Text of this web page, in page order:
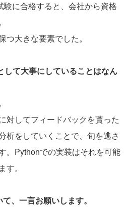
に合格すると、会社から資格
つ大きな要素でした。
て大事にしていることはなん
対してフィードバックを貰った
析をしていくことで、旬を逃さ
。Pythonでの実装はそれを可能
。
、一言お願いします。